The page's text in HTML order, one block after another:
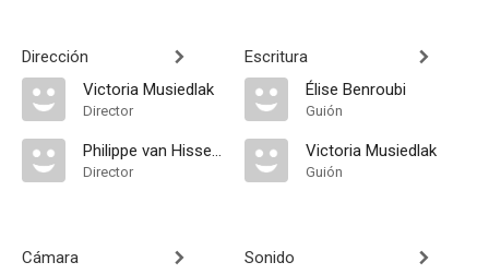
Dirección
Victoria Musiedlak
Director
Philippe van Hissenhoven
Director
Cámara
Escritura
Élise Benroubi
Guión
Victoria Musiedlak
Guión
Sonido